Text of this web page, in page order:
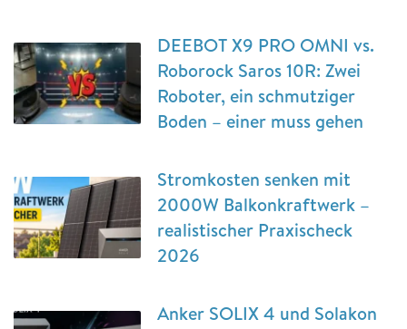
DEEBOT X9 PRO OMNI vs.
Roborock Saros 10R: Zwei
Roboter, ein schmutziger
Boden – einer muss gehen
Stromkosten senken mit
2000W Balkonkraftwerk –
realistischer Praxischeck
2026
Anker SOLIX 4 und Solakon